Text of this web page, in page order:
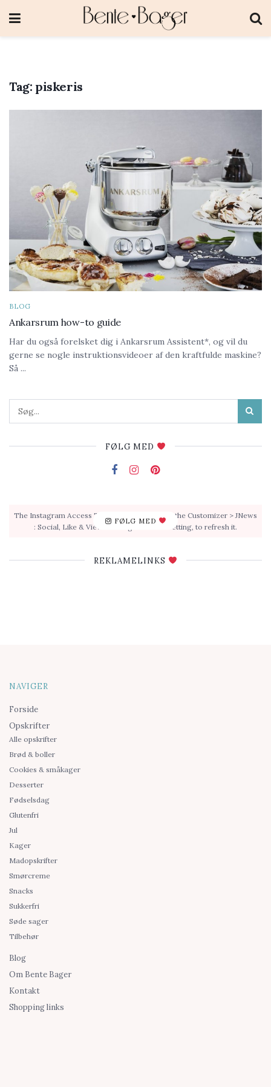
Tag: piskeris
BLOG
Ankarsrum how-to guide
Har du også forelsket dig i Ankarsrum Assistent*, og vil du
gerne se nogle instruktionsvideoer af den kraftfulde maskine?
Så ...
FØLG MED
FØLG MED
The Instagram Access Token is expired, Go to the Customizer > JNews
: Social, Like & View > Instagram Feed Setting, to refresh it.
REKLAMELINKS
NAVIGER
Forside
Opskrifter
Alle opskrifter
Brød & boller
Cookies & småkager
Desserter
Fødselsdag
Glutenfri
Jul
Kager
Madopskrifter
Smørcreme
Snacks
Sukkerfri
Søde sager
Tilbehør
Blog
Om Bente Bager
Kontakt
Shopping links